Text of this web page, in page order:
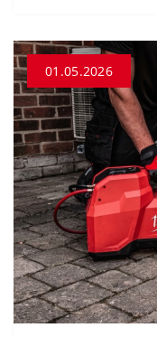
01.05.2026